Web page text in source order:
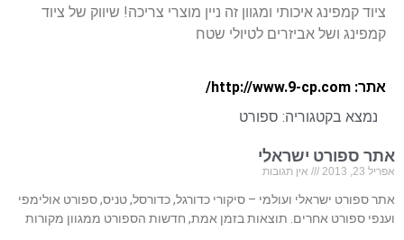
ציוד קמפינג איכותי ומגוון זה ניין מוצרי צריכה! שיווק של ציוד
קמפינג ושל אביזרים לטיולי שטח
אתר: http://www.9-cp.com/
נמצא בקטגוריה: ספורט
אתר ספורט ישראלי
אפריל 23, 2013 אין תגובות
אתר ספורט ישראלי ועולמי – סיקורי כדורגל, כדורסל, טניס, ספורט אולימפי
וענפי ספורט אחרים. תוצאות בזמן אמת, חדשות הספורט ממגוון מקורות